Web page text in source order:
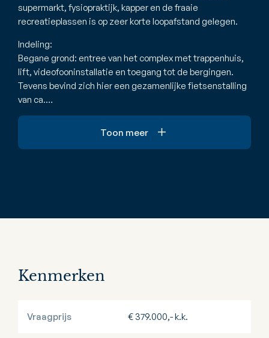
supermarkt, fysiopraktijk, kapper en de fraaie
recreatieplassen is op zeer korte loopafstand gelegen.
Indeling:
Begane grond: entree van het complex met trappenhuis,
lift, videofooninstallatie en toegang tot de bergingen.
Tevens bevind zich hier een gezamenlijke fietsenstalling
van ca.…
Toon meer
Kenmerken
Vraagprijs € 379.000,- k.k.